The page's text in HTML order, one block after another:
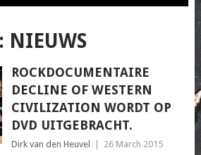
NIEUWS
ROCKDOCUMENTAIRE
DECLINE OF WESTERN
CIVILIZATION WORDT OP
DVD UITGEBRACHT.
Dirk van den Heuvel 26 March 2015